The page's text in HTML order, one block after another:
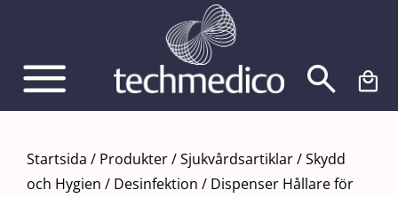
innehållet
Startsida / Produkter/Sjukvårdsartiklar/Skydd
och Hygien / Desinfektion / Dispenser Hållare för